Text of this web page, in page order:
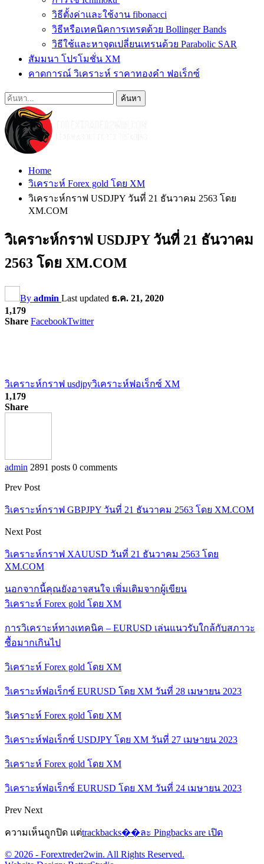
วิธีตั้งค่าและใช้งาน fibonacci
วิธีหรือเทคนิคการเทรดด้วย Bollinger Bands
วิธีใช้และหาจุดเปลี่ยนเทรนด้วย Parabolic SAR
สัมมนา โปรโมชั่น XM
คาดการณ์ วิเคราะห์ ราคาทองคำ ฟอเร็กซ์
Home
วิเคราะห์ Forex gold โดย XM
วิเคราะห์กราฟ USDJPY วันที่ 21 ธันวาคม 2563 โดย
XM.COM
วิเคราะห์กราฟ USDJPY วันที่ 21 ธันวาคม
2563 โดย XM.COM
By admin Last updated ธ.ค. 21, 2020
1,179
Share FacebookTwitter
วิเคราะห์กราฟ usdjpyวิเคราะห์ฟอเร็กซ์ XM
1,179
Share
admin 2891 posts 0 comments
Prev Post
วิเคราะห์กราฟ GBPJPY วันที่ 21 ธันวาคม 2563 โดย XM.COM
Next Post
วิเคราะห์กราฟ XAUUSD วันที่ 21 ธันวาคม 2563 โดย
XM.COM
นอกจากนี้คุณยังอาจสนใจ เพิ่มเติมจากผู้เขียน
วิเคราะห์ Forex gold โดย XM
การวิเคราะห์ทางเทคนิค – EURUSD เล่นแนวรับใกล้กับสภาวะ
ซื้อมากเกินไป
วิเคราะห์ Forex gold โดย XM
วิเคราะห์ฟอเร็กซ์ EURUSD โดย XM วันที่ 28 เมษายน 2023
วิเคราะห์ Forex gold โดย XM
วิเคราะห์ฟอเร็กซ์ USDJPY โดย XM วันที่ 27 เมษายน 2023
วิเคราะห์ Forex gold โดย XM
วิเคราะห์ฟอเร็กซ์ EURUSD โดย XM วันที่ 24 เมษายน 2023
Prev Next
ความเห็นถูกปิด แต่trackbacks��ละ Pingbacks are เปิด
© 2026 - Forextreder2win. All Rights Reserved.